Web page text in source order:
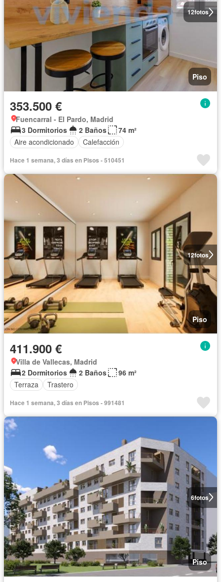
12fotos
Piso
353.500 €
Fuencarral - El Pardo, Madrid
3 Dormitorios
2 Baños
74 m²
Aire acondicionado
Calefacción
Hace 1 semana, 3 días en Pisos - 510451
12fotos
Piso
411.900 €
Villa de Vallecas, Madrid
2 Dormitorios
2 Baños
96 m²
Terraza
Trastero
Hace 1 semana, 3 días en Pisos - 991481
6fotos
Piso